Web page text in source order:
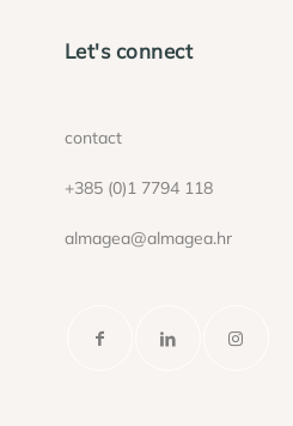
Let's connect
contact
+385 (0)1 7794 118
almagea@almagea.hr